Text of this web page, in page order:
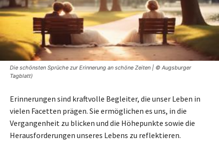
Die schönsten Sprüche zur Erinnerung an schöne Zeiten | © Augsburger
Tagblatt)
Erinnerungen sind kraftvolle Begleiter, die unser Leben in
vielen Facetten prägen. Sie ermöglichen es uns, in die
Vergangenheit zu blicken und die Höhepunkte sowie die
Herausforderungen unseres Lebens zu reflektieren.